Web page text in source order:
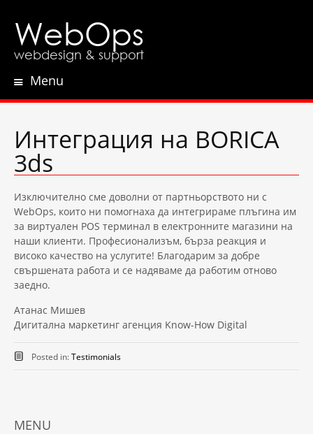
WebOps
webdesign & support
Menu
Интеграция на BORICA
3ds
Изключително сме доволни от партньорството ни с
WebOps, които ни помогнаха да интегрираме плъгина им
за виртуален POS терминал в електронните магазини на
наши клиенти. Професионализъм, бърза реакция и
високо качество на услугите! Благодарим за добре
свършената работа и се надяваме да работим отново
заедно.
Атанас Мишев
Дигитална маркетинг агенция Know-How Digital
Posted in:Testimonials
MENU